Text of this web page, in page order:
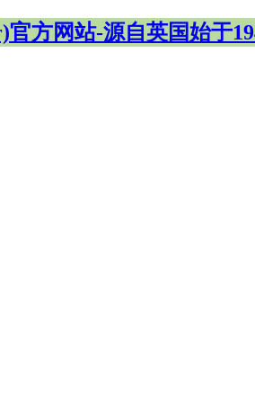
方网站-源自英国始于